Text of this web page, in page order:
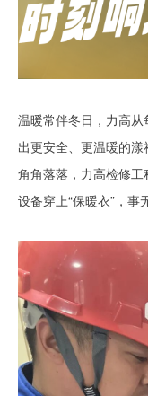
温暖常伴冬日，力高
出更安全、更温暖的
角角落落，力高检修
设备穿上“保暖衣”，事